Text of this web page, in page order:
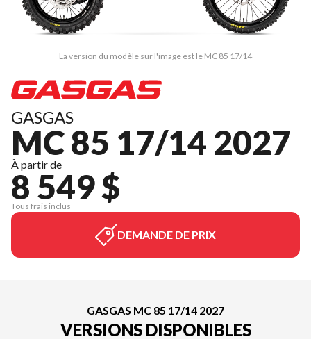
La version du modèle sur l'image est le MC 85 17/14
GASGAS
MC 85 17/14 2027
À partir de
8 549 $
Tous frais inclus
DEMANDE DE PRIX
GASGAS MC 85 17/14 2027
VERSIONS DISPONIBLES